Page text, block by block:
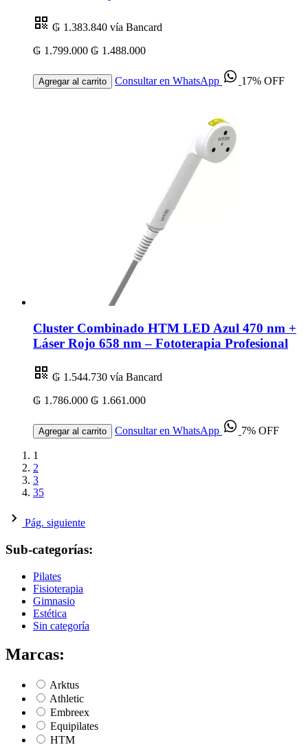
₲ 1.383.840 vía Bancard
₲ 1.799.000 ₲ 1.488.000
Agregar al carrito Consultar en WhatsApp 17% OFF
Cluster Combinado HTM LED Azul 470 nm +
Láser Rojo 658 nm – Fototerapia Profesional
₲ 1.544.730 vía Bancard
₲ 1.786.000 ₲ 1.661.000
Agregar al carrito Consultar en WhatsApp 7% OFF
1
2
3
35
Pág. siguiente
Sub-categorías:
Pilates
Fisioterapia
Gimnasio
Estética
Sin categoría
Marcas:
Arktus
Athletic
Embreex
Equipilates
HTM